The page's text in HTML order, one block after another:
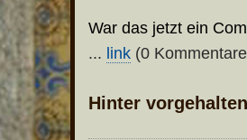
War das jetzt ein
... link (0
Hinter